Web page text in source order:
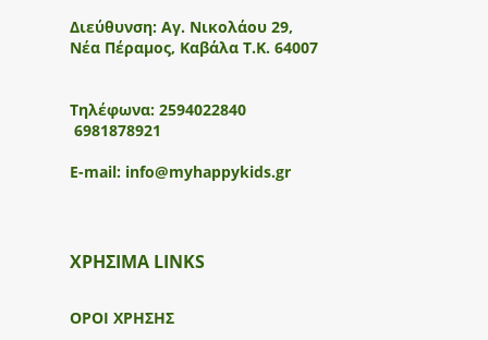
Διεύθυνση: Αγ. Νικολάου 29,
Νέα Πέραμος, Καβάλα Τ.Κ. 64007
Τηλέφωνα: 2594022840
6981878921
E-mail: info@myhappykids.gr
ΧΡΗΣΙΜΑ LINKS
ΟΡΟΙ ΧΡΗΣΗΣ